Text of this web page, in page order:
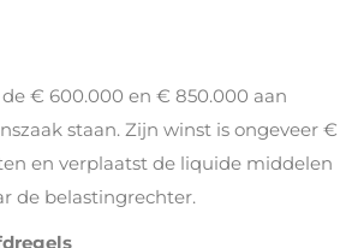
€ 600.000 en € 850.000 aan
staan. Zijn winst is ongeveer €
en verplaatst de liquide middelen
de belastingrechter.